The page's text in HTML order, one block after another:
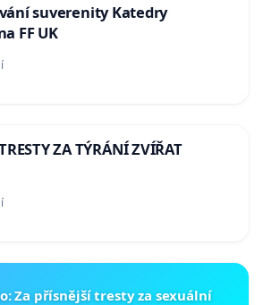
suverenity Katedry
FF UK
ZA TÝRÁNÍ ZVÍŘAT
Za přísnější tresty za sexuální